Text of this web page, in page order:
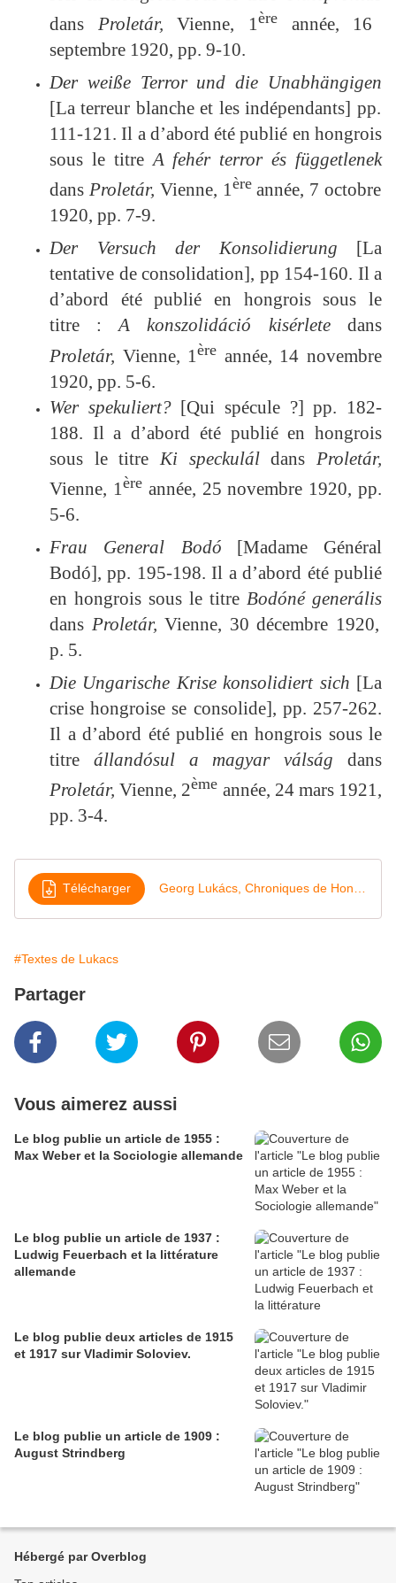
dans Proletár, Vienne, 1ère
année, 16
septembre 1920, pp. 9-10.
Der weiße Terror und die Unabhängigen
[La terreur blanche et les indépendants] pp.
111-121.Il a d’abord été publié en hongrois
sous le titre A fehér terror és függetlenek
dans Proletár, Vienne, 1èreannée, 7 octobre
1920, pp. 7-9.
Der Versuch der Konsolidierung [La
tentative de consolidation], pp 154-160. Il a
d’abord été publié en hongrois sous le
titre :
A konszolidáció kisérletedans
Proletár, Vienne, 1ère année, 14 novembre
1920, pp. 5-6.
Wer spekuliert?[Qui spécule ?] pp. 182-
188. Il a d’abord été publié en hongrois
sous le titre Ki speckuláldans Proletár,
Vienne, 1 èreannée, 25 novembre 1920, pp.
5-6.
Frau General Bodó
[Madame Général
Bodó], pp. 195-198. Il a d’abord été publié
en hongrois sous le titre Bodóné generális
dans Proletár, Vienne, 30 décembre 1920,
p. 5.
Die Ungarische Krise konsolidiert sich [La
crise hongroise se consolide], pp. 257-262.
Il a d’abord été publié en hongrois sous le
titre állandósul a magyar válság dans
Proletár,Vienne, 2ème année, 24 mars 1921,
pp. 3-4.
Télécharger Georg Lukács, Chroniques de Hongrie (1920-1921)
#Textes de Lukacs
Partager
Vous aimerez aussi
Le blog publie un article de 1955 :
Max Weber et la Sociologie allemande
Le blog publie un article de 1937 :
Ludwig Feuerbach et la littérature
allemande
Le blog publie deux articles de 1915
et 1917 sur Vladimir Soloviev.
Le blog publie un article de 1909 :
August Strindberg
Hébergé par Overblog